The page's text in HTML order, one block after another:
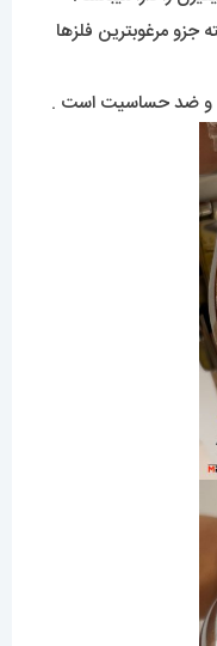
جزو مرغوبترین فلزها
و ضد حساسیت است .